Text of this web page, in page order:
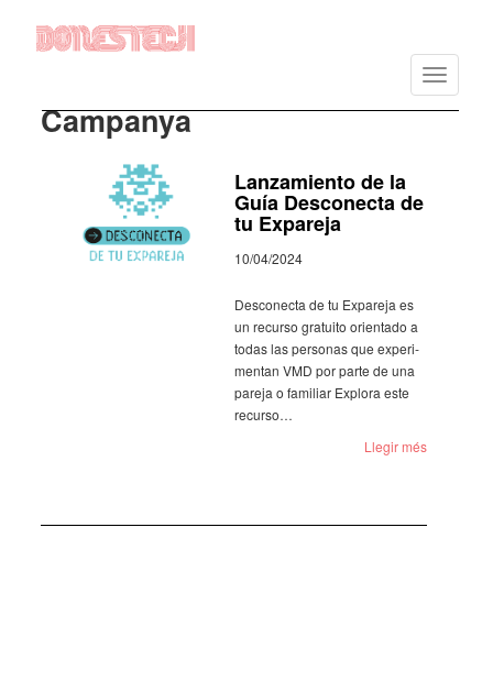
Vés
Toggle
Campanya
Lanzamiento de la
Guía Desconecta de
tu Expareja
10/04/2024
Desco­necta de tu Expa­reja es
un recurso gratuito orien­tado a
todas las perso­nas que expe­ri­
men­tan VMD por parte de una
pareja o fami­liar Explora este